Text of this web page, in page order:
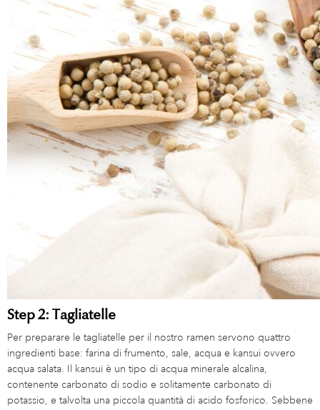
Step 2: Tagliatelle
Per preparare le tagliatelle per il nostro ramen servono quattro
ingredienti base: farina di frumento, sale, acqua e kansui ovvero
acqua salata. Il kansui è un tipo di acqua minerale alcalina,
contenente carbonato di sodio e solitamente carbonato di
potassio, e talvolta una piccola quantità di acido fosforico. Sebbene